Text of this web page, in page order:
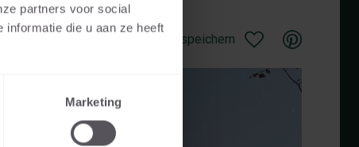
partners voor social
informatie die u aan ze heeft
Marketing
Als Favorit speichern